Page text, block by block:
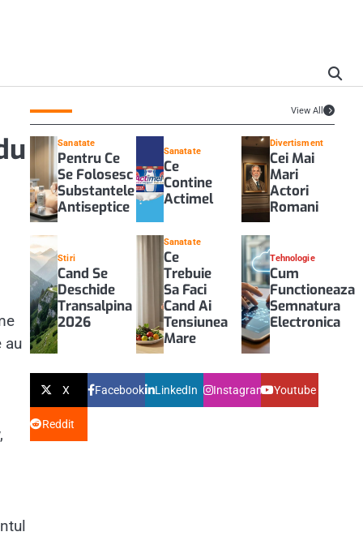
au
View All
Sanatate
Pentru Ce
Se Folosesc
Substantele
Antiseptice
Sanatate
Ce
Contine
Actimel
Divertisment
Cei Mai
Mari
Actori
Romani
Stiri
Cand Se
Deschide
Transalpina
2026
Sanatate
Ce
Trebuie
Sa Faci
Cand Ai
Tensiunea
Mare
Tehnologie
Cum
Functioneaza
Semnatura
Electronica
X Facebook LinkedIn Instagram Youtube
Reddit